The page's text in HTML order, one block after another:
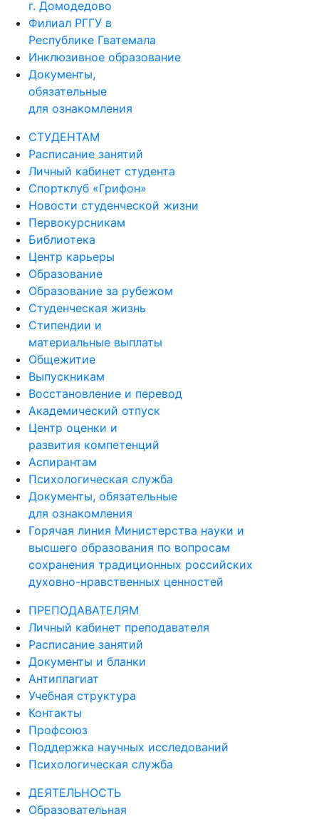
г. Домодедово
Филиал РГГУ в
Республике Гватемала
Инклюзивное образование
Документы,
обязательные
для ознакомления
СТУДЕНТАМ
Расписание занятий
Личный кабинет студента
Спортклуб «Грифон»
Новости студенческой жизни
Первокурсникам
Библиотека
Центр карьеры
Образование
Образование за рубежом
Студенческая жизнь
Стипендии и
материальные выплаты
Общежитие
Выпускникам
Восстановление и перевод
Академический отпуск
Центр оценки и
развития компетенций
Аспирантам
Психологическая служба
Документы, обязательные
для ознакомления
Горячая линия Министерства науки и
высшего образования по вопросам
сохранения традиционных российских
духовно-нравственных ценностей
ПРЕПОДАВАТЕЛЯМ
Личный кабинет преподавателя
Расписание занятий
Документы и бланки
Антиплагиат
Учебная структура
Контакты
Профсоюз
Поддержка научных исследований
Психологическая служба
ДЕЯТЕЛЬНОСТЬ
Образовательная